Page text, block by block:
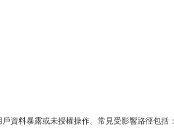
資料暴露或未授權操作。常見受影響路徑包括：